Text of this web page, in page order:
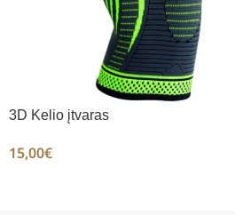
3D Kelio įtvaras
15,00€